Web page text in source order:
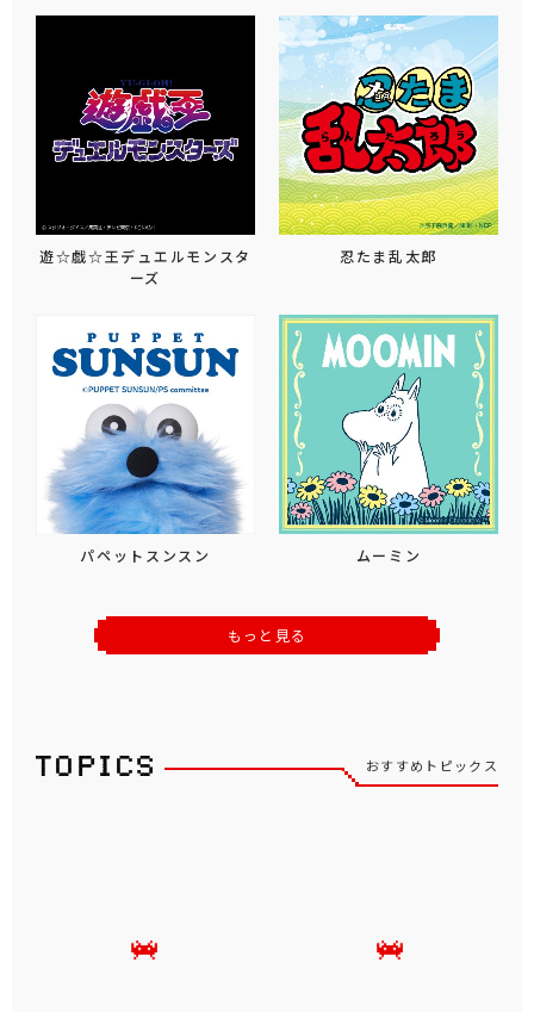
遊☆戯☆王デュエルモンスタ
ーズ
忍たま乱太郎
パペットスンスン ムーミン
もっと見る
おすすめトピックス